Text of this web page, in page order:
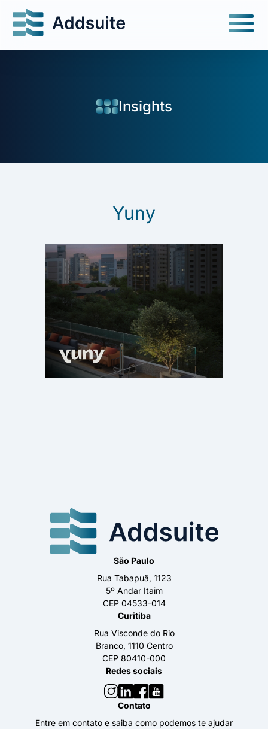
Insights
Yuny
São Paulo
Rua Tabapuã, 1123
5º Andar Itaim
CEP 04533-014
Curitiba
Rua Visconde do Rio
Branco, 1110 Centro
CEP 80410-000
Redes sociais
Contato
Entre em contato e saiba como podemos te ajudar